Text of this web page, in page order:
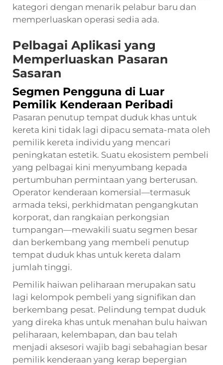
kategori dengan menarik pelabur baru dan
memperluaskan operasi sedia ada.
Pelbagai Aplikasi yang
Memperluaskan Pasaran
Sasaran
Segmen Pengguna di Luar
Pemilik Kenderaan Peribadi
Pasaran penutup tempat duduk khas untuk
kereta kini tidak lagi dipacu semata-mata oleh
pemilik kereta individu yang mencari
peningkatan estetik. Suatu ekosistem pembeli
yang pelbagai kini menyumbang kepada
pertumbuhan permintaan yang berterusan.
Operator kenderaan komersial—termasuk
armada teksi, perkhidmatan pengangkutan
korporat, dan rangkaian perkongsian
tumpangan—mewakili suatu segmen besar
dan berkembang yang membeli penutup
tempat duduk khas untuk kereta dalam
jumlah tinggi.
Pemilik haiwan peliharaan merupakan satu
lagi kelompok pembeli yang signifikan dan
berkembang pesat. Pelindung tempat duduk
yang direka khas untuk menahan bulu haiwan
peliharaan, kelembapan, dan bau telah
menjadi aksesori wajib bagi sebahagian besar
pemilik kenderaan yang kerap bepergian